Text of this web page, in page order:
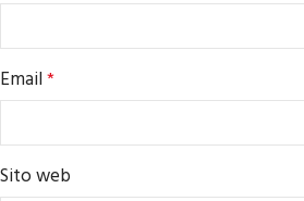
Email*
Sito web